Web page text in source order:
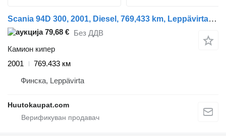
Scania 94D 300, 2001, Diesel, 769,433 km, Leppävirta 0.1 l, Diesel, 769
79,68 € Без ДДВ
Камион кипер
2001
769.433 км
Финска, Leppävirta
Huutokaupat.com